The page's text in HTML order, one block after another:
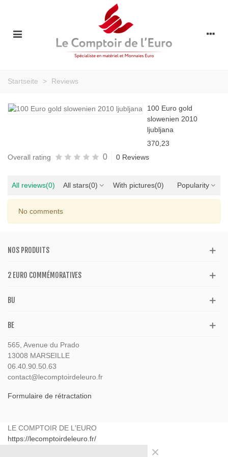
Startseite > Reviews
100 Euro gold
slowenien 2010
ljubljana
370,23
Overall rating
0 0 Reviews
All reviews(0) All stars(0) With pictures(0) Popularity
No comments
NOS PRODUITS
2 EURO COMMÉMORATIVES
BU
BE
565, Avenue du Prado
13008 MARSEILLE
06.40.90.50.63
contact@lecomptoirdeleuro.fr
Formulaire de rétractation
LE COMPTOIR DE L'EURO
https://lecomptoirdeleuro.fr/
×